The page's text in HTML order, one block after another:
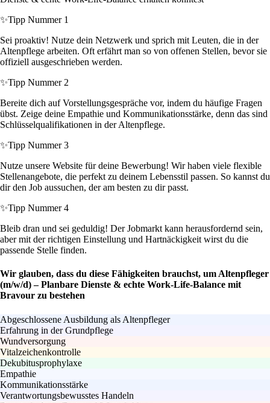
✨Tipp Nummer 1
Sei proaktiv! Nutze dein Netzwerk und sprich mit Leuten, die in der
Altenpflege arbeiten. Oft erfährt man so von offenen Stellen, bevor sie
offiziell ausgeschrieben werden.
✨Tipp Nummer 2
Bereite dich auf Vorstellungsgespräche vor, indem du häufige Fragen
übst. Zeige deine Empathie und Kommunikationsstärke, denn das sind
Schlüsselqualifikationen in der Altenpflege.
✨Tipp Nummer 3
Nutze unsere Website für deine Bewerbung! Wir haben viele flexible
Stellenangebote, die perfekt zu deinem Lebensstil passen. So kannst du
dir den Job aussuchen, der am besten zu dir passt.
✨Tipp Nummer 4
Bleib dran und sei geduldig! Der Jobmarkt kann herausfordernd sein,
aber mit der richtigen Einstellung und Hartnäckigkeit wirst du die
passende Stelle finden.
Wir glauben, dass du diese Fähigkeiten brauchst, um Altenpfleger
(m/w/d) – Planbare Dienste & echte Work-Life-Balance mit
Bravour zu bestehen
Abgeschlossene Ausbildung als Altenpfleger
Erfahrung in der Grundpflege
Wundversorgung
Vitalzeichenkontrolle
Dekubitusprophylaxe
Empathie
Kommunikationsstärke
Verantwortungsbewusstes Handeln